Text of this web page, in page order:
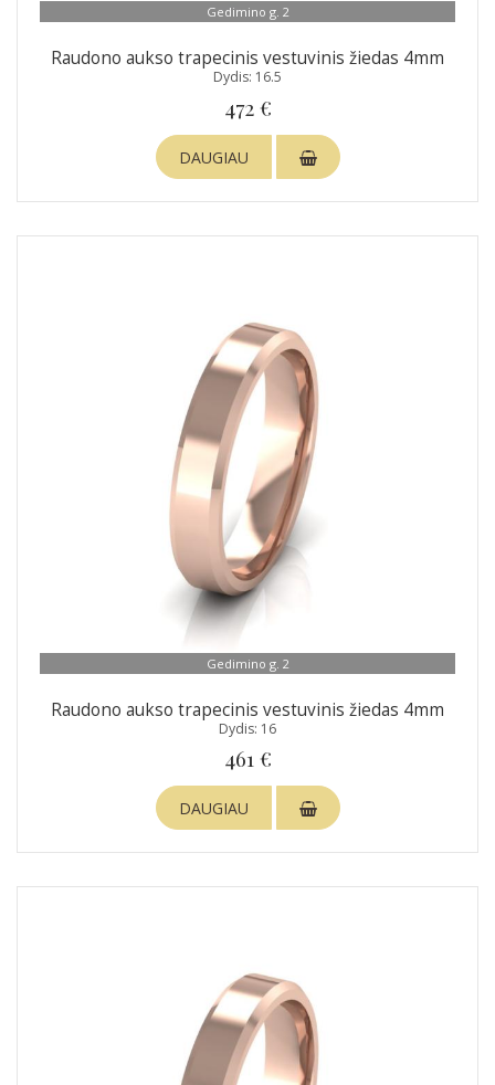
Gedimino g. 2
Raudono aukso trapecinis vestuvinis žiedas 4mm
Dydis: 16.5
472 €
DAUGIAU
Gedimino g. 2
Raudono aukso trapecinis vestuvinis žiedas 4mm
Dydis: 16
461 €
DAUGIAU